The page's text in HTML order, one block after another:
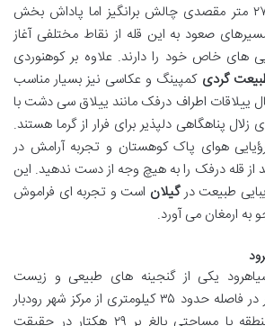
قله درفک با ارتفاع ۲۷۳۳ متر مقصدی چالش برانگیز اما پاداش بخش
صعود به این قله از نقاط مختلفی آغاز
های خاص خود را دارند. علاوه بر کوهنوردی
گردی کمپینگ و عکاسی نیز بسیار مناسب
ییلاقات اطراف درفک مانند ییلاق سی دشت با
پناهگاهی دلپذیر برای فرار از گرما هستند.
هوای پاک کوهستان و تجربه آرامش در
از قله درفک را به هیچ وجه از دست ندهید. این
طبیعت درگیلان است و تجربه ای فراموش
به ارمغان می آورد.
یکی از گنجینه های طبیعی و زیست
محیطی شهرستان رودبار در فاصله حدود ۳۵ کیلومتری از مرکز شهر رودبار